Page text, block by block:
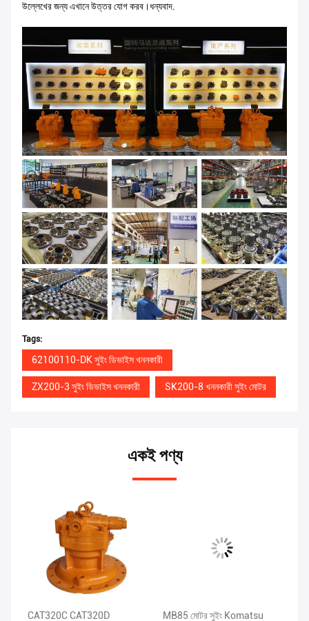
উল্লেখের জন্য এখানে উত্তর যোগ করব।ধন্যবাদ.
Tags:
62100110-DK সুইং ডিভাইস খননকারী
ZX200-3 সুইং ডিভাইস খননকারী SK200-8 খননকারী সুইং মোটর
একই পণ্য
CAT320C CAT320D
MB85 মোটর সুইং Komatsu